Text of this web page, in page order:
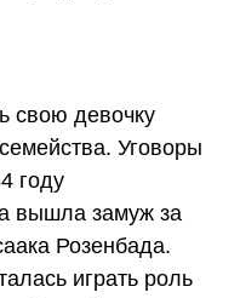
свою девочку
Уговоры
году
вышла замуж за
Розенбада.
играть роль